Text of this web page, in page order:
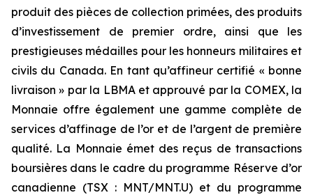
produit des pièces de collection primées, des produits
d’investissement de premier ordre, ainsi que les
prestigieuses médailles pour les honneurs militaires et
civils du Canada. En tant qu’affineur certifié « bonne
livraison » par la LBMA et approuvé par la COMEX, la
Monnaie offre également une gamme complète de
services d’affinage de l’or et de l’argent de première
qualité. La Monnaie émet des reçus de transactions
boursières dans le cadre du programme Réserve d’or
canadienne (TSX : MNT/MNT.U) et du programme